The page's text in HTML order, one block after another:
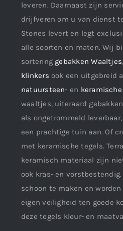
leveren. Daarnaast zijn
drijfveren om u van dienst
Stones levert en legt
alle soorten en maten. Wij
sortering gebakken Waaltjes,
klinkers ook een uitgebreid
natuursteen- en
waaltjes, uiteraard
als ongetrommeld
een prachtige tuin aan. Of
met keramische tegels.
keramisch materiaal zijn
ook kras- en
schoon te maken en
eigen veiligheid ten goede
deze tegels kleur- en